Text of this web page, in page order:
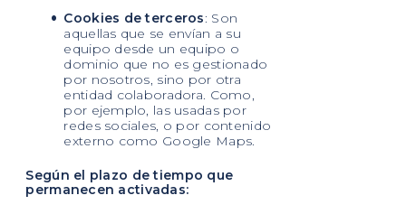
Cookies de terceros: Son
aquellas que se envían a su
equipo desde un equipo o
dominio que no es gestionado
por nosotros, sino por otra
entidad colaboradora. Como,
por ejemplo, las usadas por
redes sociales, o por contenido
externo como Google Maps.
Según el plazo de tiempo que
permanecen activadas: